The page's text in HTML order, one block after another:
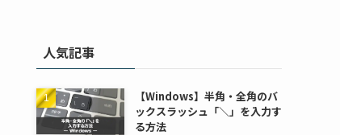
人気記事
【Windows】半角・全角のバ
ックスラッシュ「＼」を入力す
る方法